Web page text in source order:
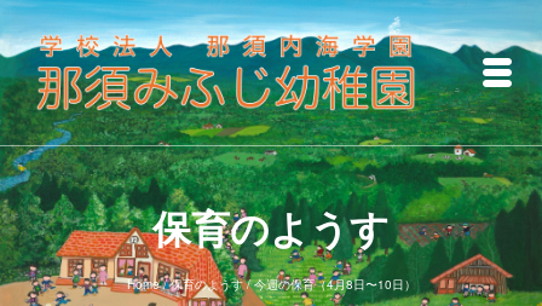
保育のようす
Home / 保育のようす / 今週の保育（4月8日〜10日）